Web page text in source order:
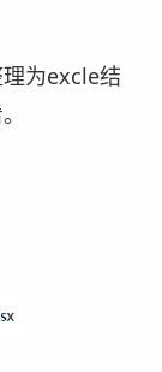
为excle结